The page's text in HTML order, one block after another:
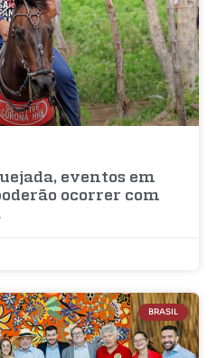
eventos em
ocorrer com
BRASIL